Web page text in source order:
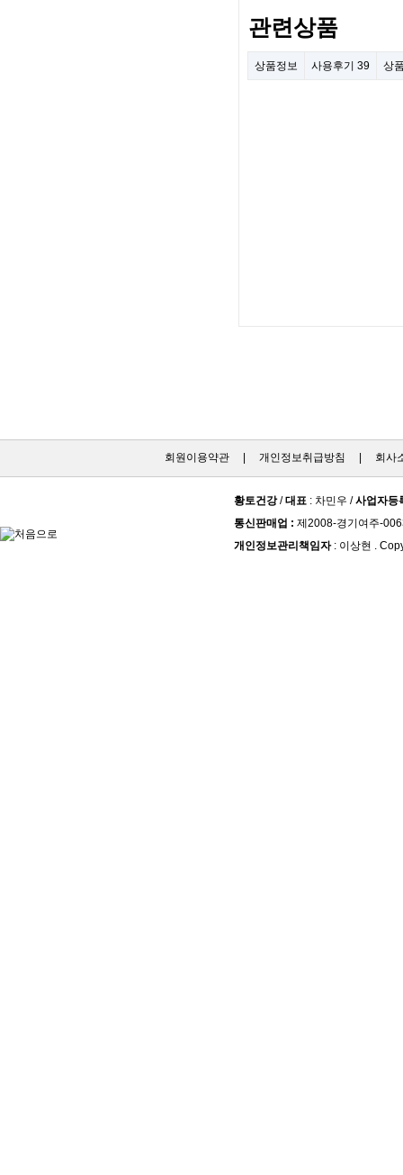
관련상품
상품정보 사용후기 39 상
회원이용약관| 개인정보취급방침 회사
황토건강/대표 : 차민우 /사업자등
통신판매업 : 제2008-경기여주-
개인정보관리책임자: 이상현 .